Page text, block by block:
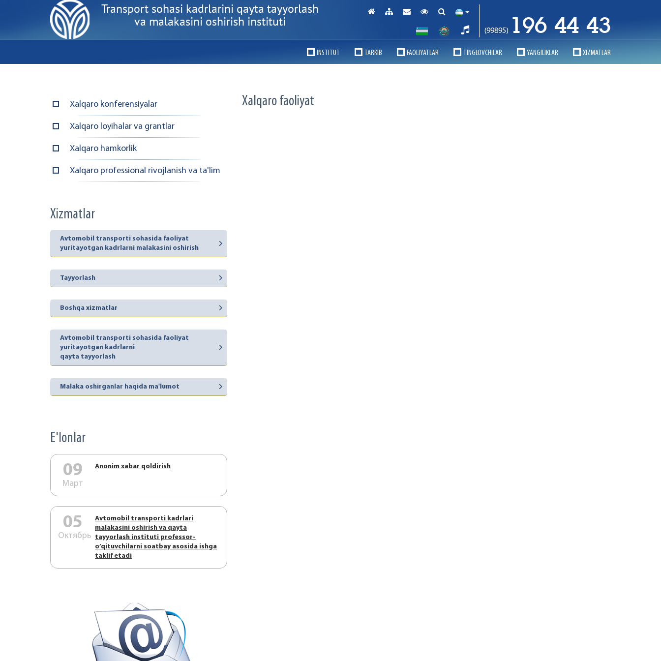
Transport sohasi kadrlarini qayta tayyorlash
va malakasini oshirish instituti
(99895) 196 44 43
INSTITUT TARKIB FAOLIYATLAR TINGLOVCHILAR YANGILIKLAR XIZMATLAR
Xalqaro konferensiyalar
Xalqaro loyihalar va grantlar
Xalqaro hamkorlik
Xalqaro professional rivojlanish va ta'lim
Xizmatlar
Avtomobil transporti sohasida faoliyat
yuritayotgan kadrlarni malakasini oshirish
Tayyorlash
Boshqa xizmatlar
Avtomobil transporti sohasida faoliyat
yuritayotgan kadrlarni
qayta tayyorlash
Malaka oshirganlar haqida ma'lumot
E'lonlar
09
Март
Аnonim xabar qoldirish
05
Октябрь
Аvtоmоbil trаnspоrti kаdrlаri
mаlаkаsini оshirish vа qаytа
tаyyorlаsh instituti prоfеssоr-
o’qituvchilаrni sоаtbаy аsоsidа ishgа
tаklif etаdi
Xalqaro faoliyat